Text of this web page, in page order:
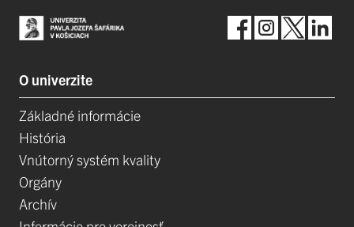
O univerzite
Základné informácie
História
Vnútorný systém kvality
Orgány
Archív